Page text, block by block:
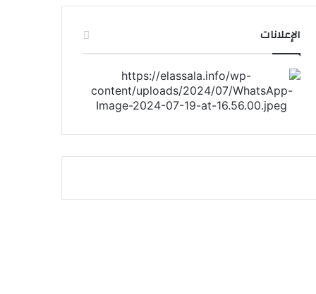
الإعلانات